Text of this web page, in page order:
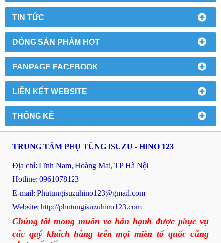
TIN TỨC
DÒNG SẢN PHẨM HOT
FANPAGE FACEBOOK
LIÊN KẾT WEBSITE
THỐNG KÊ
TRUNG TÂM PHỤ TÙNG ISUZU - HINO 123
Địa chỉ: Lĩnh Nam, Hoàng Mai, TP Hà Nội
Hotline: 0961078123
E-mail: Phutungisuzuhino123@gmail.com
Website: http://phutungisuzuhino123.com
Chúng tôi mong muốn và hân hạnh được phục vụ
các quý khách hàng trên mọi miền tổ quốc cũng